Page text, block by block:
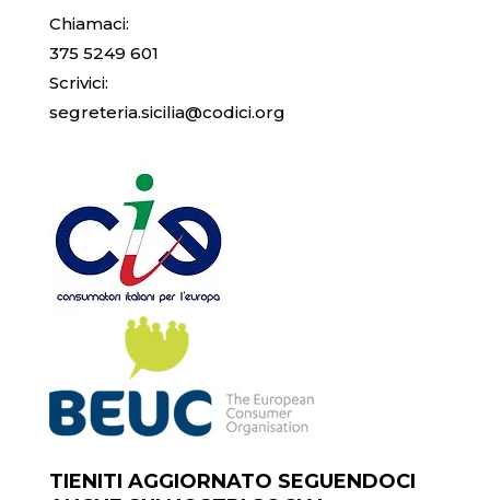
Chiamaci:
375 5249 601
Scrivici:
segreteria.sicilia@codici.org
TIENITI AGGIORNATO SEGUENDOCI